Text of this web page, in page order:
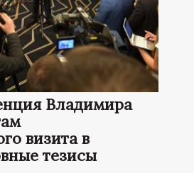
Владимира
визита в
тезисы